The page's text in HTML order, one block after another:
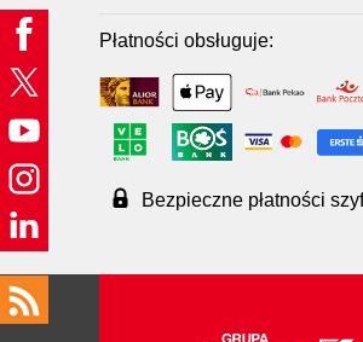
Płatności obsługuje:
Bezpieczne płatności